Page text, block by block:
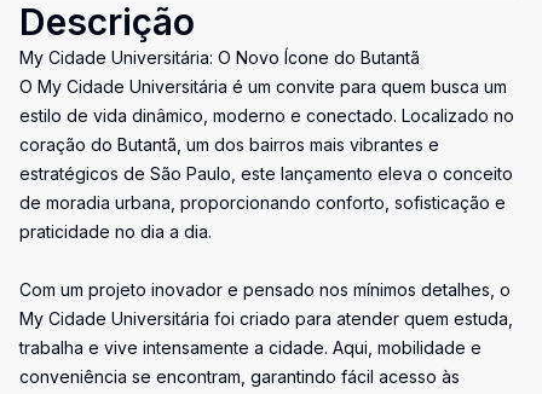
Descrição
My Cidade Universitária: O Novo Ícone do Butantã
O My Cidade Universitária é um convite para quem busca um
estilo de vida dinâmico, moderno e conectado. Localizado no
coração do Butantã, um dos bairros mais vibrantes e
estratégicos de São Paulo, este lançamento eleva o conceito
de moradia urbana, proporcionando conforto, sofisticação e
praticidade no dia a dia.
Com um projeto inovador e pensado nos mínimos detalhes, o
My Cidade Universitária foi criado para atender quem estuda,
trabalha e vive intensamente a cidade. Aqui, mobilidade e
conveniência se encontram, garantindo fácil acesso às